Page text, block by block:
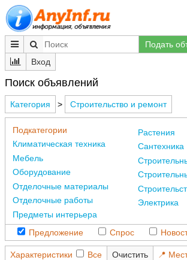
Подать
Вход
Поиск объявлений
Категория > Строительство и ремонт
Подкатегории
Климатическая техника
Мебель
Оборудование
Отделочные материалы
Отделочные работы
Предметы интерьера
Растения
Сантехника
Электрика
Предложение Спрос
Характеристики Все Очистить